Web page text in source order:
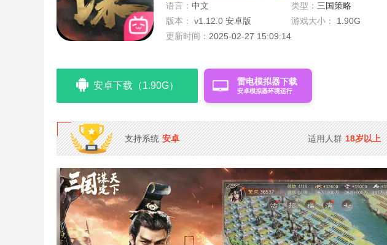
语言： 中文 类型： 三国策略
版本：
v1.12.0 安卓版 游戏大小：
1.90G
更新时间： 2025-02-27 15:09:14
安卓下载（1.90G） 雷电模拟器下载
安卓模拟器环境运行
支持系统 安卓 适用人群 18岁以上